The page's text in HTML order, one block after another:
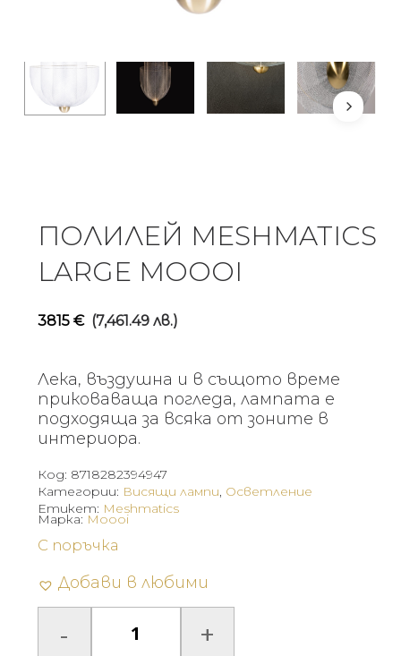
ПОЛИЛЕЙ MESHMATICS
LARGE MOOOI
3815 € (7,461.49 лв.)
Лека, въздушна и в същото време
приковаваща погледа, лампата е
подходяща за всяка от зоните в
интериора.
Код: 8718282394947
Категории: Висящи лампи, Осветление
Етикет: Meshmatics
С поръчка
Добави в любими
Марка: Moooi